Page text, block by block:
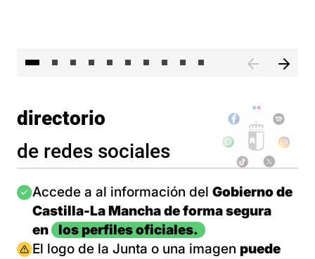
directorio
de redes sociales
Imagen
Accede a al información del Gobierno de
Castilla-La Mancha de forma segura
en
los perfiles oficiales.
Imagen
El logo de la Junta o una imagen puede